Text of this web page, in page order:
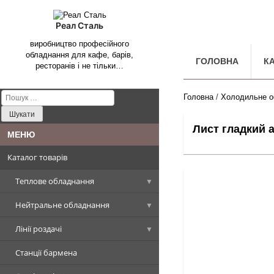
Реал Сталь
виробництво професійного
обладнання для кафе, барів,
ресторанів і не тільки…
Пошук:
Каталог товарів
Теплове обладнання
Котли харчоварильні
Котел харчоварильний
Плити промислові
Плити стандарт
Сковороди промислові
Нейтральне обладнання
Столи, Стіл-ванни, Стіл-тумби
Столи виробничі
Стелажі виробничі
Лінії роздачі
Вітрини холодильні
Станції бармена
ГОЛОВНА
Головна/ Холодильне
Лист гладкий